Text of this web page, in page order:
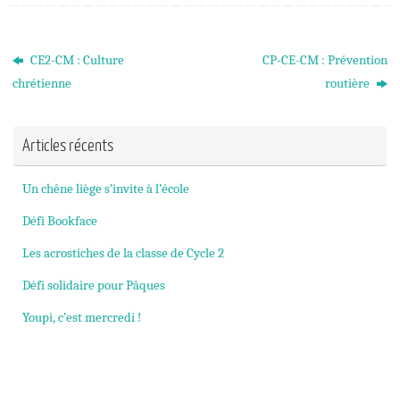
CE2-CM : Culture
chrétienne
CP-CE-CM : Prévention
routière
Articles récents
Un chêne liège s’invite à l’école
Défi Bookface
Les acrostiches de la classe de Cycle 2
Défi solidaire pour Pâques
Youpi, c’est mercredi !